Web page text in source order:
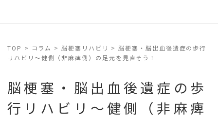
TOP > コラム >脳梗塞リハビリ >脳梗塞・脳出血後遺症の歩行
リハビリ～健側（非麻痺側）の足元を見直そう！
脳梗塞・脳出血後遺症の歩
行リハビリ～健側（非麻痺